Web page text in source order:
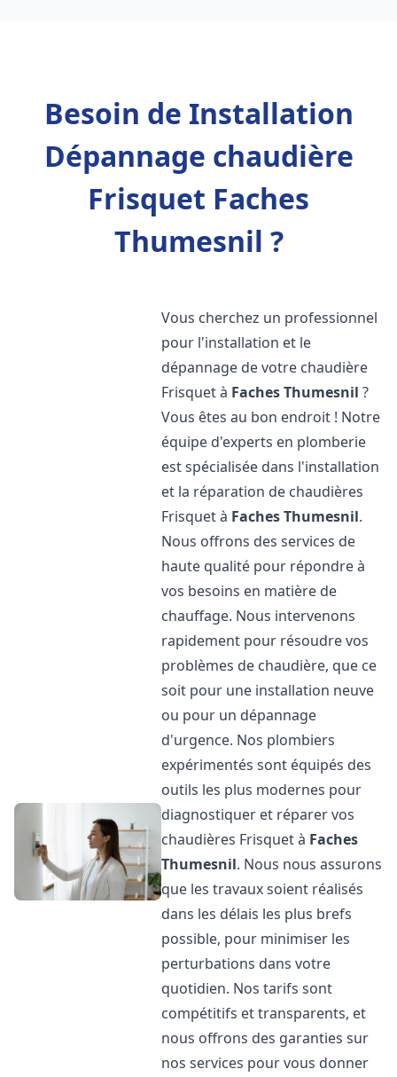
Besoin de Installation
Dépannage chaudière
Frisquet Faches
Thumesnil ?
Vous cherchez un professionnel
pour l'installation et le
dépannage de votre chaudière
Frisquet à Faches Thumesnil ?
Vous êtes au bon endroit ! Notre
équipe d'experts en plomberie
est spécialisée dans l'installation
et la réparation de chaudières
Frisquet à Faches Thumesnil.
Nous offrons des services de
haute qualité pour répondre à
vos besoins en matière de
chauffage. Nous intervenons
rapidement pour résoudre vos
problèmes de chaudière, que ce
soit pour une installation neuve
ou pour un dépannage
d'urgence. Nos plombiers
expérimentés sont équipés des
outils les plus modernes pour
diagnostiquer et réparer vos
chaudières Frisquet à Faches
Thumesnil. Nous nous assurons
que les travaux soient réalisés
dans les délais les plus brefs
possible, pour minimiser les
perturbations dans votre
quotidien. Nos tarifs sont
compétitifs et transparents, et
nous offrons des garanties sur
nos services pour vous donner